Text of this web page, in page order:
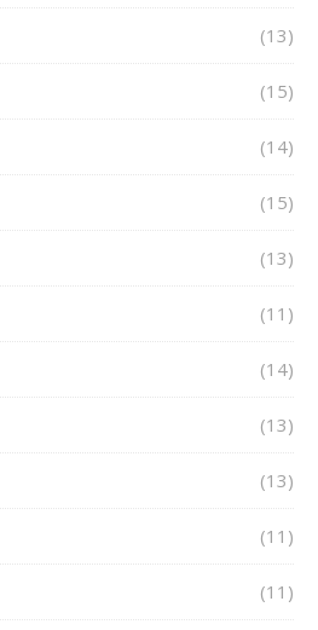
(13)
(15)
(14)
(15)
(13)
(11)
(14)
(13)
(13)
(11)
(11)